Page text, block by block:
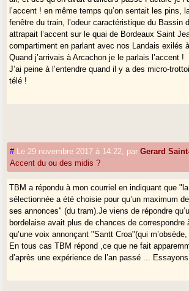
l’accent ! en même temps qu’on sentait les pins,
fenêtre du train, l’odeur caractéristique du Bassin
attrapait l’accent sur le quai de Bordeaux Saint
compartiment en parlant avec nos Landais exilés
Quand j’arrivais à Arcachon je le parlais l’accent !
J’ai peine à l’entendre quand il y a des micro-
télé !
# Le 29 novembre 2017 à 14:22 parGerard
Accent du ou des midis ?
TBM a répondu à mon courriel en indiquant que
sélectionnée a été choisie pour qu’un maximum
ses annonces" (du tram).Je viens de répondre
bordelaise avait plus de chances de correspondre
qu’une voix annonçant "Santt Croa"(qui
En tous cas TBM répond ,ce que ne fait
d’après une expérience de l’an passé ...